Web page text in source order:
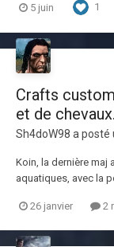
5 juin 1
Crafts
et de chevaux.
Sh4doW98 a posté
Koin, la dernière maj
aquatiques, avec la
coffres océaniques,
26 janvier 2